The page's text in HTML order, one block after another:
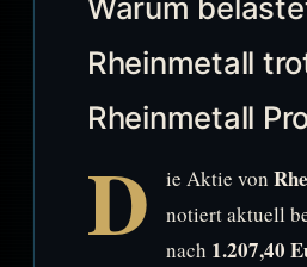
Warum
Rheinmetall
Rheinmetall
D ie Aktie von
notiert aktuell
nach 1.207,40